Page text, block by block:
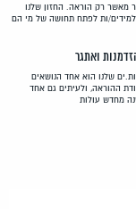
מאשר רק הוראה. החזון שלנו
ות לפתח תחושה של מי הם
ואתגר
שלנו הוא אחד הנושאים
ההוראה, ולעיתים גם אחד
מחדש עולות